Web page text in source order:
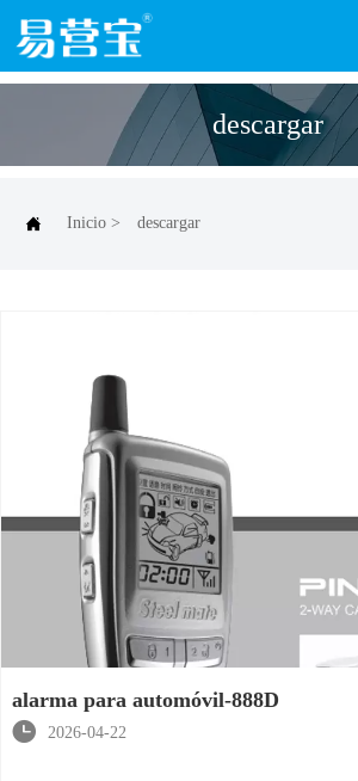
descargar
 Inicio > descargar
alarma para automóvil-888D

2026-04-22